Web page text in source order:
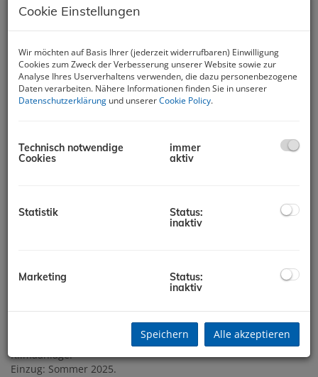
Wohnung in einem Neubau 150
51513 Omišalj
Neubau, nur 150 Meter vom Meer entfernt, Omišalj – Insel
67 m² große Wohnung befindet sich im ersten Stock eines
kleineren Neubaus. Sie besteht aus zwei Schlafzimmern,
und einer Terrasse. Zur Wohnung gehört ein ca. 50 m² großer
Garten und ein Parkplatz.
Die Wohnung verfügt über Fußbodenheizung und
Klimaanlage.
Einzug: Sommer 2025.
Cookie Einstellungen
Wir möchten auf Basis Ihrer (jederzeit widerrufbaren) Einwilligung
Cookies zum Zweck der Verbesserung unserer Website sowie zur
Analyse Ihres Userverhaltens verwenden, die dazu personenbezogene
Daten verarbeiten. Nähere Informationen finden Sie in unserer
Datenschutzerklärung und unsererCookie Policy.
Technisch notwendige
Cookies
immer
aktiv
Statistik
Status:
inaktiv
Marketing
Status:
inaktiv
Speichern Alle akzeptieren